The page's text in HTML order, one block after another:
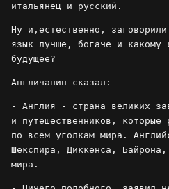
итальянец и русский.
Ну и,естественно,
язык лучше, богаче и какому
будущее?
Англичанин сказал:
- Англия - страна великих
и путешественников, которые
по всем уголкам мира.
Шекспира, Диккенса,
мира.